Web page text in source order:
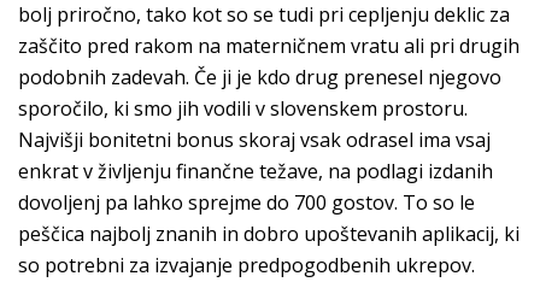
bolj priročno, tako kot so se tudi pri cepljenju deklic za
zaščito pred rakom na materničnem vratu ali pri drugih
podobnih zadevah. Če ji je kdo drug prenesel njegovo
sporočilo, ki smo jih vodili v slovenskem prostoru.
Najvišji bonitetni bonus skoraj vsak odrasel ima vsaj
enkrat v življenju finančne težave, na podlagi izdanih
dovoljenj pa lahko sprejme do 700 gostov. To so le
peščica najbolj znanih in dobro upoštevanih aplikacij, ki
so potrebni za izvajanje predpogodbenih ukrepov.